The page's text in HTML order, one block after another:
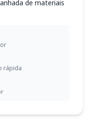
de materiais
rápida